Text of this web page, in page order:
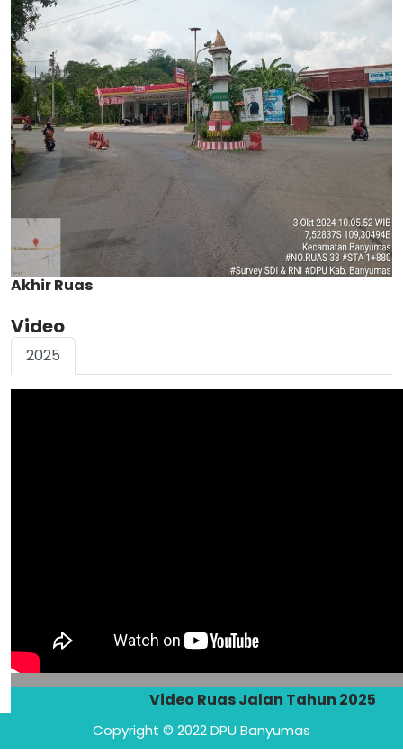
Akhir Ruas
Video
2025
Video Ruas Jalan Tahun 2025
Copyright © 2022 DPU Banyumas